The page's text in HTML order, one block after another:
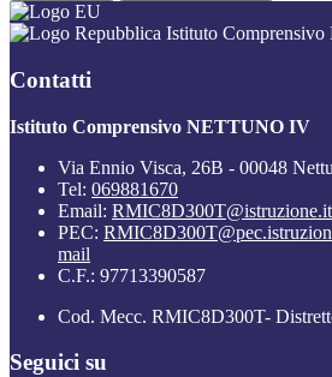
Istituto
Contatti
Istituto Comprensivo NETTUNO IV
Via Ennio Visca, 26B - 00048
Tel: 069881670
Email: RMIC8D300T@istruzione.it
PEC:
mail
C.F.: 97713390587
Cod. Mecc. RMIC8D300T-
Seguici su